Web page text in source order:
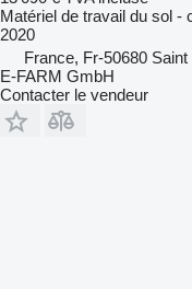
Matériel de travail du sol -
2020
France, Fr-50680
E-FARM GmbH
Contacter le vendeur